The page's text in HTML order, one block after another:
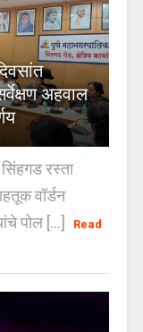
अहवाल
रस्ता
वॉर्डन
पोल [...]
Read